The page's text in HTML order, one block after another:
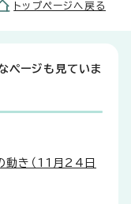
トップページへ戻る
ページも見ていま
き（11月24日